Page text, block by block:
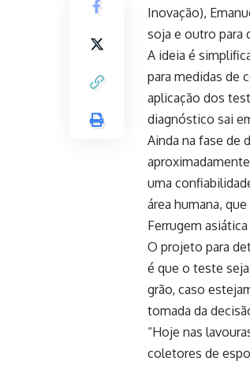
Inovação),
soja e outro para
A ideia é
para medidas de
aplicação dos
diagnóstico sai
Ainda na fase de
uma
área humana,
Ferrugem asiática
O projeto para
é que o teste
grão, caso
tomada da
“Hoje nas
coletores de